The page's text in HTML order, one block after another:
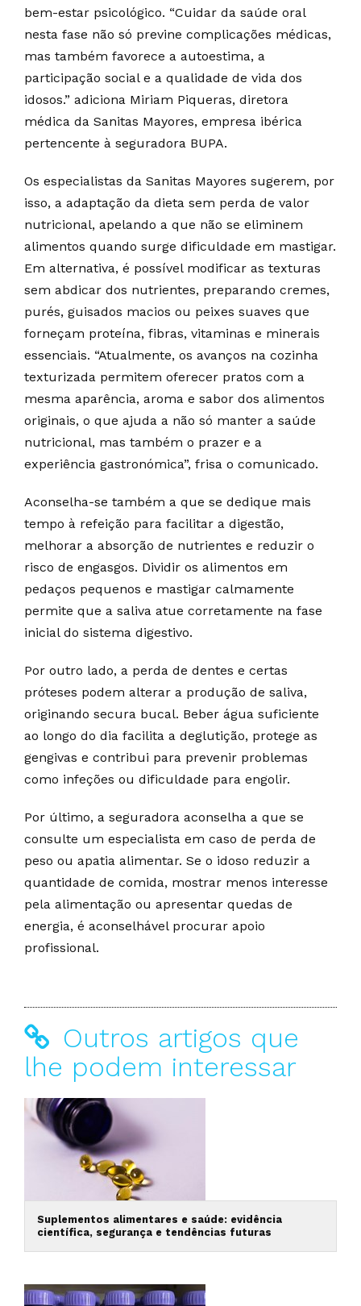
bem-estar psicológico. “Cuidar da saúde oral
nesta fase não só previne complicações médicas,
mas também favorece a autoestima, a
participação social e a qualidade de vida dos
idosos.” adiciona Miriam Piqueras, diretora
médica da Sanitas Mayores, empresa ibérica
pertencente à seguradora BUPA.
Os especialistas da Sanitas Mayores sugerem, por
isso, a adaptação da dieta sem perda de valor
nutricional, apelando a que não se eliminem
alimentos quando surge dificuldade em mastigar.
Em alternativa, é possível modificar as texturas
sem abdicar dos nutrientes, preparando cremes,
purés, guisados macios ou peixes suaves que
forneçam proteína, fibras, vitaminas e minerais
essenciais. “Atualmente, os avanços na cozinha
texturizada permitem oferecer pratos com a
mesma aparência, aroma e sabor dos alimentos
originais, o que ajuda a não só manter a saúde
nutricional, mas também o prazer e a
experiência gastronómica”, frisa o comunicado.
Aconselha-se também a que se dedique mais
tempo à refeição para facilitar a digestão,
melhorar a absorção de nutrientes e reduzir o
risco de engasgos. Dividir os alimentos em
pedaços pequenos e mastigar calmamente
permite que a saliva atue corretamente na fase
inicial do sistema digestivo.
Por outro lado, a perda de dentes e certas
próteses podem alterar a produção de saliva,
originando secura bucal. Beber água suficiente
ao longo do dia facilita a deglutição, protege as
gengivas e contribui para prevenir problemas
como infeções ou dificuldade para engolir.
Por último, a seguradora aconselha a que se
consulte um especialista em caso de perda de
peso ou apatia alimentar. Se o idoso reduzir a
quantidade de comida, mostrar menos interesse
pela alimentação ou apresentar quedas de
energia, é aconselhável procurar apoio
profissional.
Outros artigos que
lhe podem interessar
Suplementos alimentares e saúde: evidência
científica, segurança e tendências futuras